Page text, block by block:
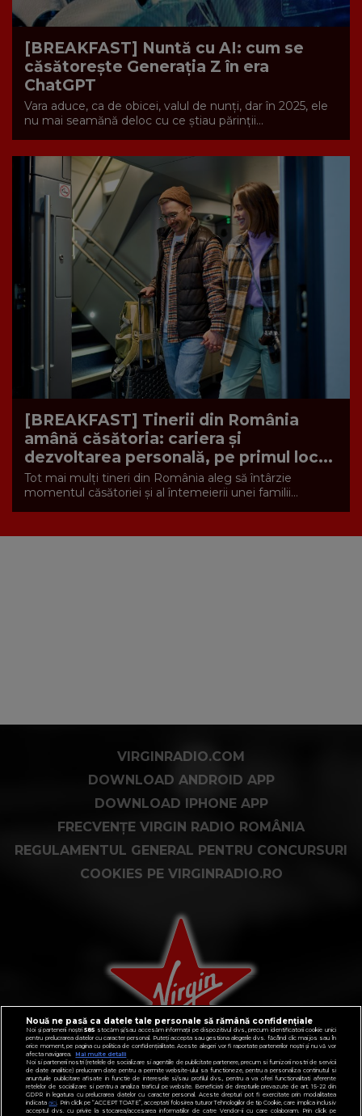
[BREAKFAST] Nuntă cu AI: cum se
căsătorește Generația Z în era
ChatGPT
Vara aduce, ca de obicei, valul de nunți, dar în 2025, ele
nu mai seamănă deloc cu ce știau părinții...
[BREAKFAST] Tinerii din România
amână căsătoria: cariera și
dezvoltarea personală, pe primul loc...
Tot mai mulți tineri din România aleg să întârzie
momentul căsătoriei și al întemeierii unei familii...
VIRGINRADIO.COM
DOWNLOAD ANDROID APP
DOWNLOAD IPHONE APP
FRECVENȚE VIRGIN RADIO ROMÂNIA
REGULAMENTUL GENERAL PENTRU CONCURSURI
COOKIES PE VIRGINRADIO.RO
Nouă ne pasă ca datele tale personale să rămână confidențiale
Noi și partenerii noștri585 stocăm și/sau accesăm informații pe dispozitivul dvs., precum identificatorii cookie unici
pentru prelucrarea datelor cu caracter personal. Puteți accepta sau gestiona alegerile dvs. făcând clic mai jos sau în
orice moment, pe pagina cu politica de confidențialitate. Aceste alegeri vor fi raportate partenerilor noștri și nu vă vor
afecta navigarea.
Mai multe detalii
Noi si partenerii nostri (retelele de socializare si agentiile de publicitate partenere, precum si furnizorii nostri de servicii
de date analitice) prelucram date pentru a permite website-ului sa functioneze, pentru a personaliza continutul si
anunturile publicitare afisate in functie de interesele si/sau profilul dvs., pentru a va oferi functionalitati aferente
retelelor de socializare si pentru a analiza traficul pe website. Beneficiati de drepturile prevazute de art. 15-22 din
GDPR in legatura cu prelucrarea datelor cu caracter personal. Aceste drepturi pot fi exercitate prin modalitatea
indicataaici. Prin click pe “ACCEPT TOATE”, acceptati folosirea tuturor Tehnologiilor de tip Cookie, care implica inclusiv
acceptul dvs. cu privire la stocarea/accesarea informatiilor de catre Vendor-ii cu care colaboram. Prin click pe